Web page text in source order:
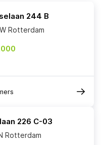
244 B
Rotterdam
226 C-03
Rotterdam